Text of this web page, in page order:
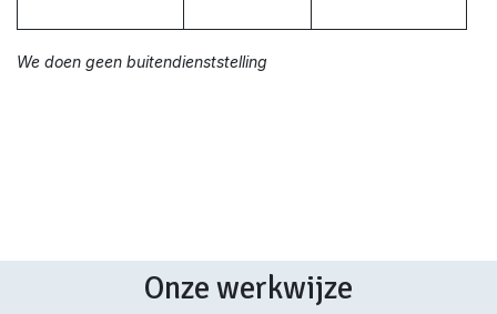
We doen geen buitendienststelling
Onze werkwijze